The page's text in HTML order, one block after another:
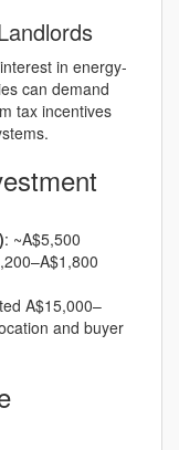
in energy-
can demand
tax incentives
: ~A$5,500
A$15,000–
and buyer